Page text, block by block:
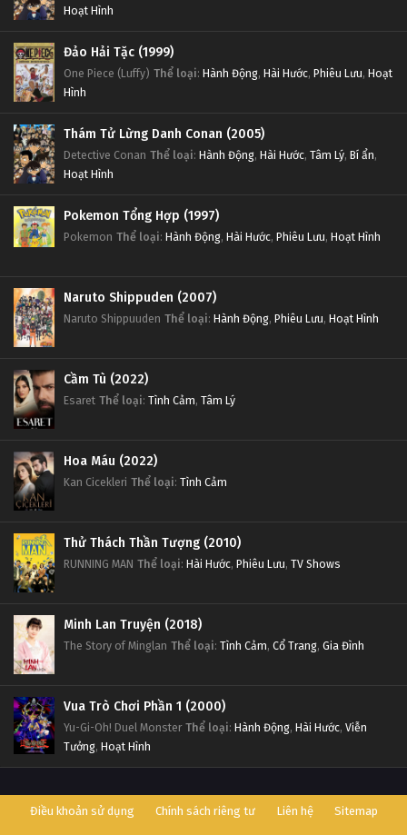
Hoạt Hình
Đảo Hải Tặc (1999)
One Piece (Luffy) Thể loại: Hành Động, Hài Hước, Phiêu Lưu, Hoạt
Hình
Thám Tử Lừng Danh Conan (2005)
Detective Conan Thể loại: Hành Động, Hài Hước, Tâm Lý, Bí ẩn,
Hoạt Hình
Pokemon Tổng Hợp (1997)
Pokemon Thể loại: Hành Động, Hài Hước, Phiêu Lưu, Hoạt Hình
Naruto Shippuden (2007)
Naruto Shippuuden Thể loại: Hành Động, Phiêu Lưu, Hoạt Hình
Cầm Tù (2022)
Esaret Thể loại: Tình Cảm, Tâm Lý
Hoa Máu (2022)
Kan Cicekleri Thể loại: Tình Cảm
Thử Thách Thần Tượng (2010)
RUNNING MAN Thể loại: Hài Hước, Phiêu Lưu, TV Shows
Minh Lan Truyện (2018)
The Story of Minglan Thể loại: Tình Cảm, Cổ Trang, Gia Đình
Vua Trò Chơi Phần 1 (2000)
Yu-Gi-Oh! Duel Monster Thể loại: Hành Động, Hài Hước, Viễn
Tưởng, Hoạt Hình
Điều khoản sử dụng Chính sách riêng tư Liên hệ Sitemap